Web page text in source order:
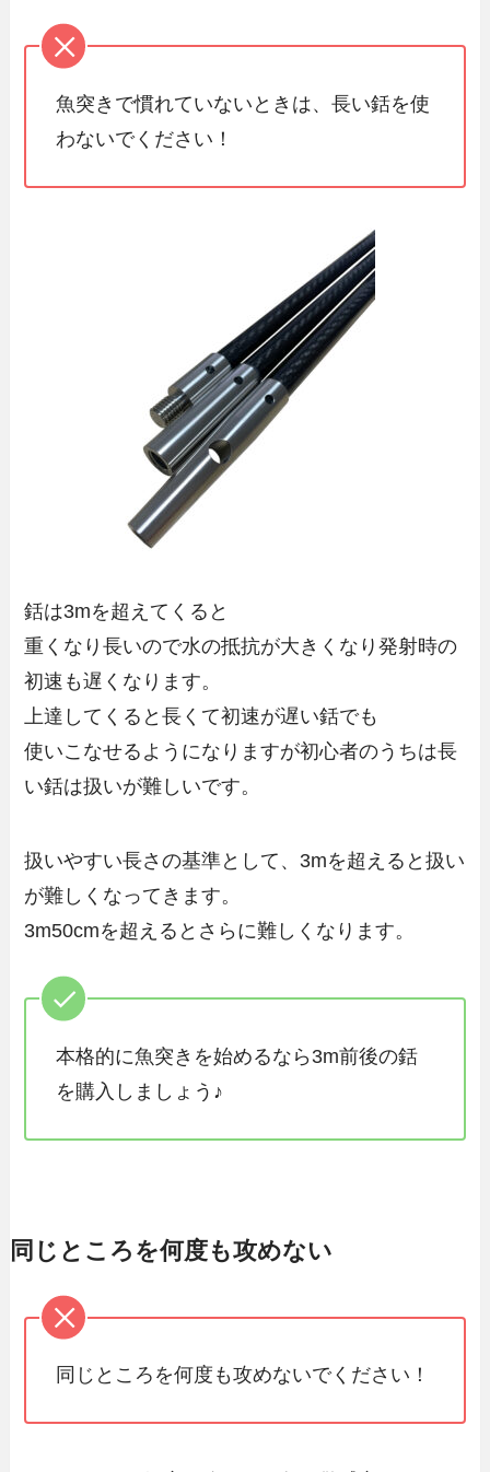
魚突きで慣れていないときは、長い銛を使
わないでください！
銛は3mを超えてくると
重くなり長いので水の抵抗が大きくなり発射時の
初速も遅くなります。
上達してくると長くて初速が遅い銛でも
使いこなせるようになりますが初心者のうちは長
い銛は扱いが難しいです。
扱いやすい長さの基準として、 3mを超えると扱い
が難しくなってきます。
3m50cmを超えるとさらに難しくなります。
本格的に魚突きを始めるなら 3m前後の銛
を購入しましょう♪
同じところを何度も攻めない
同じところを何度も攻めないでください！